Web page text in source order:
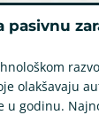
pasivnu
olakšavaju
u godinu.